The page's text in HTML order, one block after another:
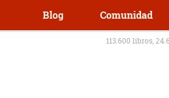
Blog Comunidad
113.600 libros,